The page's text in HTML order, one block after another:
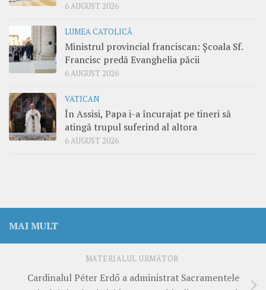
6 AUGUST 2026
LUMEA CATOLICĂ
Ministrul provincial franciscan: Școala Sf.
Francisc predă Evanghelia păcii
6 AUGUST 2026
VATICAN
În Assisi, Papa i-a încurajat pe tineri să
atingă trupul suferind al altora
6 AUGUST 2026
MAI MULT
MATERIALUL URMĂTOR
Cardinalul Péter Erdő a administrat Sacramentele